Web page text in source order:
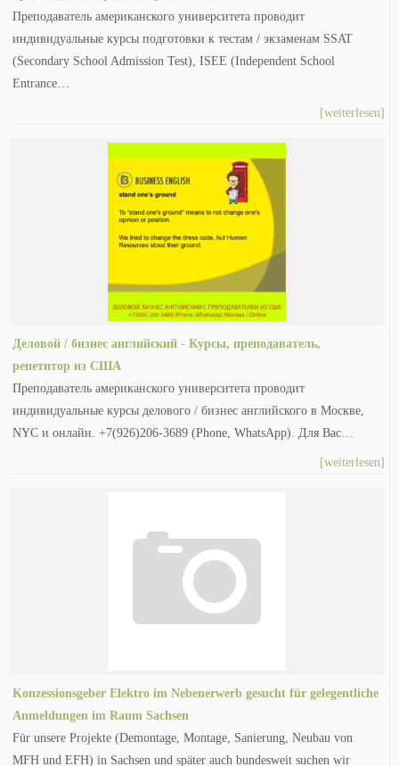
Преподаватель американского университета проводит
индивидуальные курсы подготовки к тестам / экзаменам SSAT
(Secondary School Admission Test), ISEE (Independent School
Entrance…
[weiterlesen]
Деловой / бизнес английский - Курсы, преподаватель,
репетитор из США
Преподаватель американского университета проводит
индивидуальные курсы делового / бизнес английского в Москве,
NYC и онлайн. +7(926)206-3689 (Phone, WhatsApp). Для Вас…
[weiterlesen]
Konzessionsgeber Elektro im Nebenerwerb gesucht für gelegentliche
Anmeldungen im Raum Sachsen
Für unsere Projekte (Demontage, Montage, Sanierung, Neubau von
MFH und EFH) in Sachsen und später auch bundesweit suchen wir